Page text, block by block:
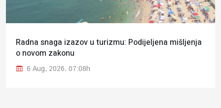
Radna snaga izazov u turizmu: Podijeljena mišljenja
o novom zakonu
6 Aug, 2026. 07:08h